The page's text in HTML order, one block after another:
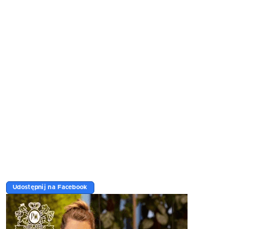
Udostępnij na Facebook